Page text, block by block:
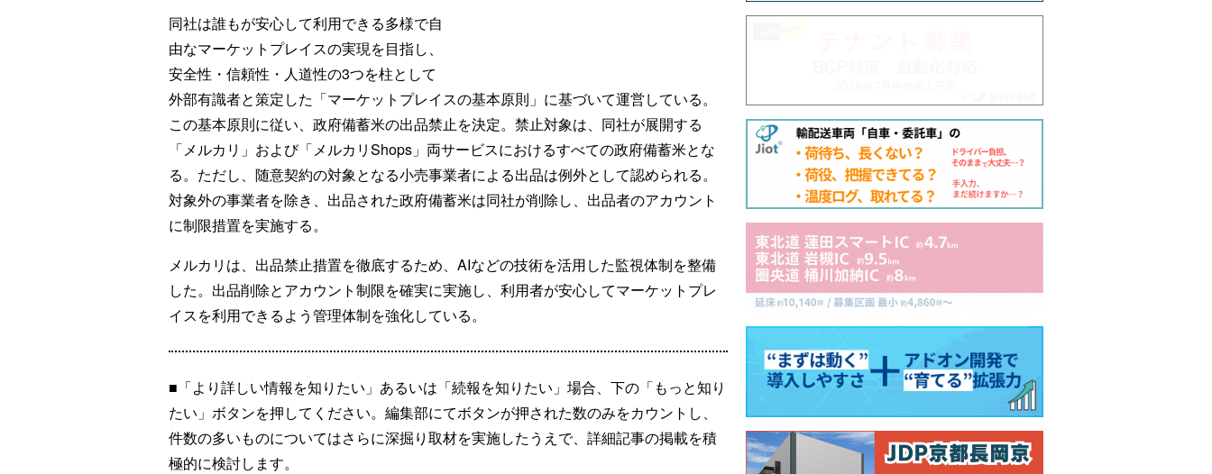
同社は誰もが安心して利用できる多様で自
由なマーケットプレイスの実現を目指し、
安全性・信頼性・人道性の3つを柱として
外部有識者と策定した「マーケットプレイスの基本原則」に基づいて運営している。
この基本原則に従い、政府備蓄米の出品禁止を決定。禁止対象は、同社が展開する
「メルカリ」および「メルカリShops」両サービスにおけるすべての政府備蓄米とな
る。ただし、随意契約の対象となる小売事業者による出品は例外として認められる。
対象外の事業者を除き、出品された政府備蓄米は同社が削除し、出品者のアカウント
に制限措置を実施する。
メルカリは、出品禁止措置を徹底するため、AIなどの技術を活用した監視体制を整備
した。出品削除とアカウント制限を確実に実施し、利用者が安心してマーケットプレ
イスを利用できるよう管理体制を強化している。
■「より詳しい情報を知りたい」あるいは「続報を知りたい」場合、下の「もっと知り
たい」ボタンを押してください。編集部にてボタンが押された数のみをカウントし、
件数の多いものについてはさらに深掘り取材を実施したうえで、詳細記事の掲載を積
極的に検討します。